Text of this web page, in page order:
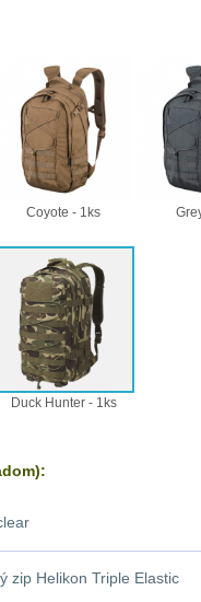
Coyote - 1ks
Duck Hunter - 1ks
zip Helikon Triple Elastic